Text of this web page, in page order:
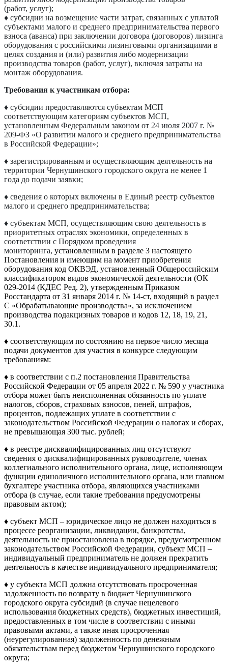
(работ, услуг);
♦ субсидии на возмещение части затрат, связанных с уплатой
субъектами малого и среднего предпринимательства первого
взноса (аванса) при заключении договора (договоров) лизинга
оборудования с российскими лизинговыми организациями в
целях создания и (или) развития либо модернизации
производства товаров (работ, услуг), включая затраты на
монтаж оборудования.
Требования к участникам отбора:
♦ субсидии предоставляются субъектам МСП
соответствующим категориям субъектов МСП,
установленным Федеральным законом от 24 июля 2007 г. №
209-ФЗ «О развитии малого и среднего предпринимательства
в Российской Федерации»;
♦ зарегистрированным и осуществляющим деятельность на
территории Чернушинского городского округа не менее 1
года до подачи заявки;
♦ сведения о которых включены в Единый реестр субъектов
малого и среднего предпринимательства;
♦ субъектам МСП, осуществляющим свою деятельность в
приоритетных отраслях экономики, определенных в
соответствии с Порядком проведения
мониторинга, установленным в разделе 3 настоящего
Постановления и имеющим на момент приобретения
оборудования код ОКВЭД, установленный Общероссийским
классификатором видов экономической деятельности (ОК
029-2014 (КДЕС Ред. 2), утвержденным Приказом
Росстандарта от 31 января 2014 г. № 14-ст, входящий в раздел
С «Обрабатывающие производства», за исключением
производства подакцизных товаров и кодов 12, 18, 19, 21,
30.1.
♦ соответствующим по состоянию на первое число месяца
подачи документов для участия в конкурсе следующим
требованиям:
♦ в соответствии с п.2 постановления Правительства
Российской Федерации от 05 апреля 2022 г. № 590 у участника
отбора может быть неисполненная обязанность по уплате
налогов, сборов, страховых взносов, пеней, штрафов,
процентов, подлежащих уплате в соответствии с
законодательством Российской Федерации о налогах и сборах,
не превышающая 300 тыс. рублей;
♦ в реестре дисквалифицированных лиц отсутствуют
сведения о дисквалифицированных руководителе, членах
коллегиального исполнительного органа, лице, исполняющем
функции единоличного исполнительного органа, или главном
бухгалтере участника отбора, являющихся участниками
отбора (в случае, если такие требования предусмотрены
правовым актом);
♦ субъект МСП – юридическое лицо не должен находиться в
процессе реорганизации, ликвидации, банкротства,
деятельность не приостановлена в порядке, предусмотренном
законодательством Российской Федерации, субъект МСП –
индивидуальный предприниматель не должен прекратить
деятельность в качестве индивидуального предпринимателя;
♦ у субъекта МСП должна отсутствовать просроченная
задолженность по возврату в бюджет Чернушинского
городского округа субсидий (в случае нецелевого
использования бюджетных средств), бюджетных инвестиций,
предоставленных в том числе в соответствии с иными
правовыми актами, а также иная просроченная
(неурегулированная) задолженность по денежным
обязательствам перед бюджетом Чернушинского городского
округа;